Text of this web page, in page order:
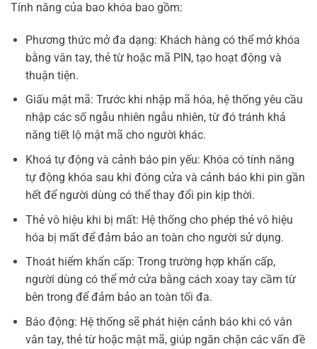
Tính năng của bao khóa bao gồm:
Phương thức mở đa dạng: Khách hàng có thể mở khóa
bằng vân tay, thẻ từ hoặc mã PIN, tạo hoạt động và
thuận tiện.
Giấu mật mã: Trước khi nhập mã hóa, hệ thống yêu cầu
nhập các số ngẫu nhiên ngẫu nhiên, từ đó tránh khả
năng tiết lộ mật mã cho người khác.
Khoá tự động và cảnh báo pin yếu: Khóa có tính năng
tự động khóa sau khi đóng cửa và cảnh báo khi pin gần
hết để người dùng có thể thay đổi pin kịp thời.
Thẻ vô hiệu khi bị mất: Hệ thống cho phép thẻ vô hiệu
hóa bị mất để đảm bảo an toàn cho người sử dụng.
Thoát hiểm khẩn cấp: Trong trường hợp khẩn cấp,
người dùng có thể mở cửa bằng cách xoay tay cầm từ
bên trong để đảm bảo an toàn tối đa.
Báo động: Hệ thống sẽ phát hiện cảnh báo khi có vân
vân tay, thẻ từ hoặc mật mã, giúp ngăn chặn các vấn đề